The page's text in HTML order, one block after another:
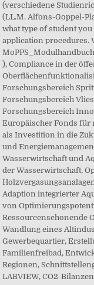
(verschiedene
(LL.M. Alfons-Goppel-
what type of student
application procedures.
), Compliance in der
Forschungsbereich
Forschungsbereich
Forschungsbereich
Europäischer Fonds für
als Investition in die
und
Wasserwirtschaft und
der Wasserwirtschaft,
Adaption integrierter
von
Ressourcenschonende
Wandlung eines
Gewerbequartier,
Familienfreibad,
Regionen,
LABVIEW, CO2-